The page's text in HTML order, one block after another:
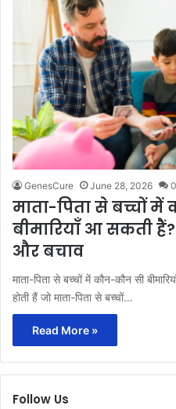
GenesCure June 28, 2026 0
माता-पिता से बच्चों
बीमारियाँ आ सकती
और बचाव
माता-पिता से बच्चों में कौन-कौन सी
होती हैं जो माता-पिता से बच्चों…
Read More »
Follow Us